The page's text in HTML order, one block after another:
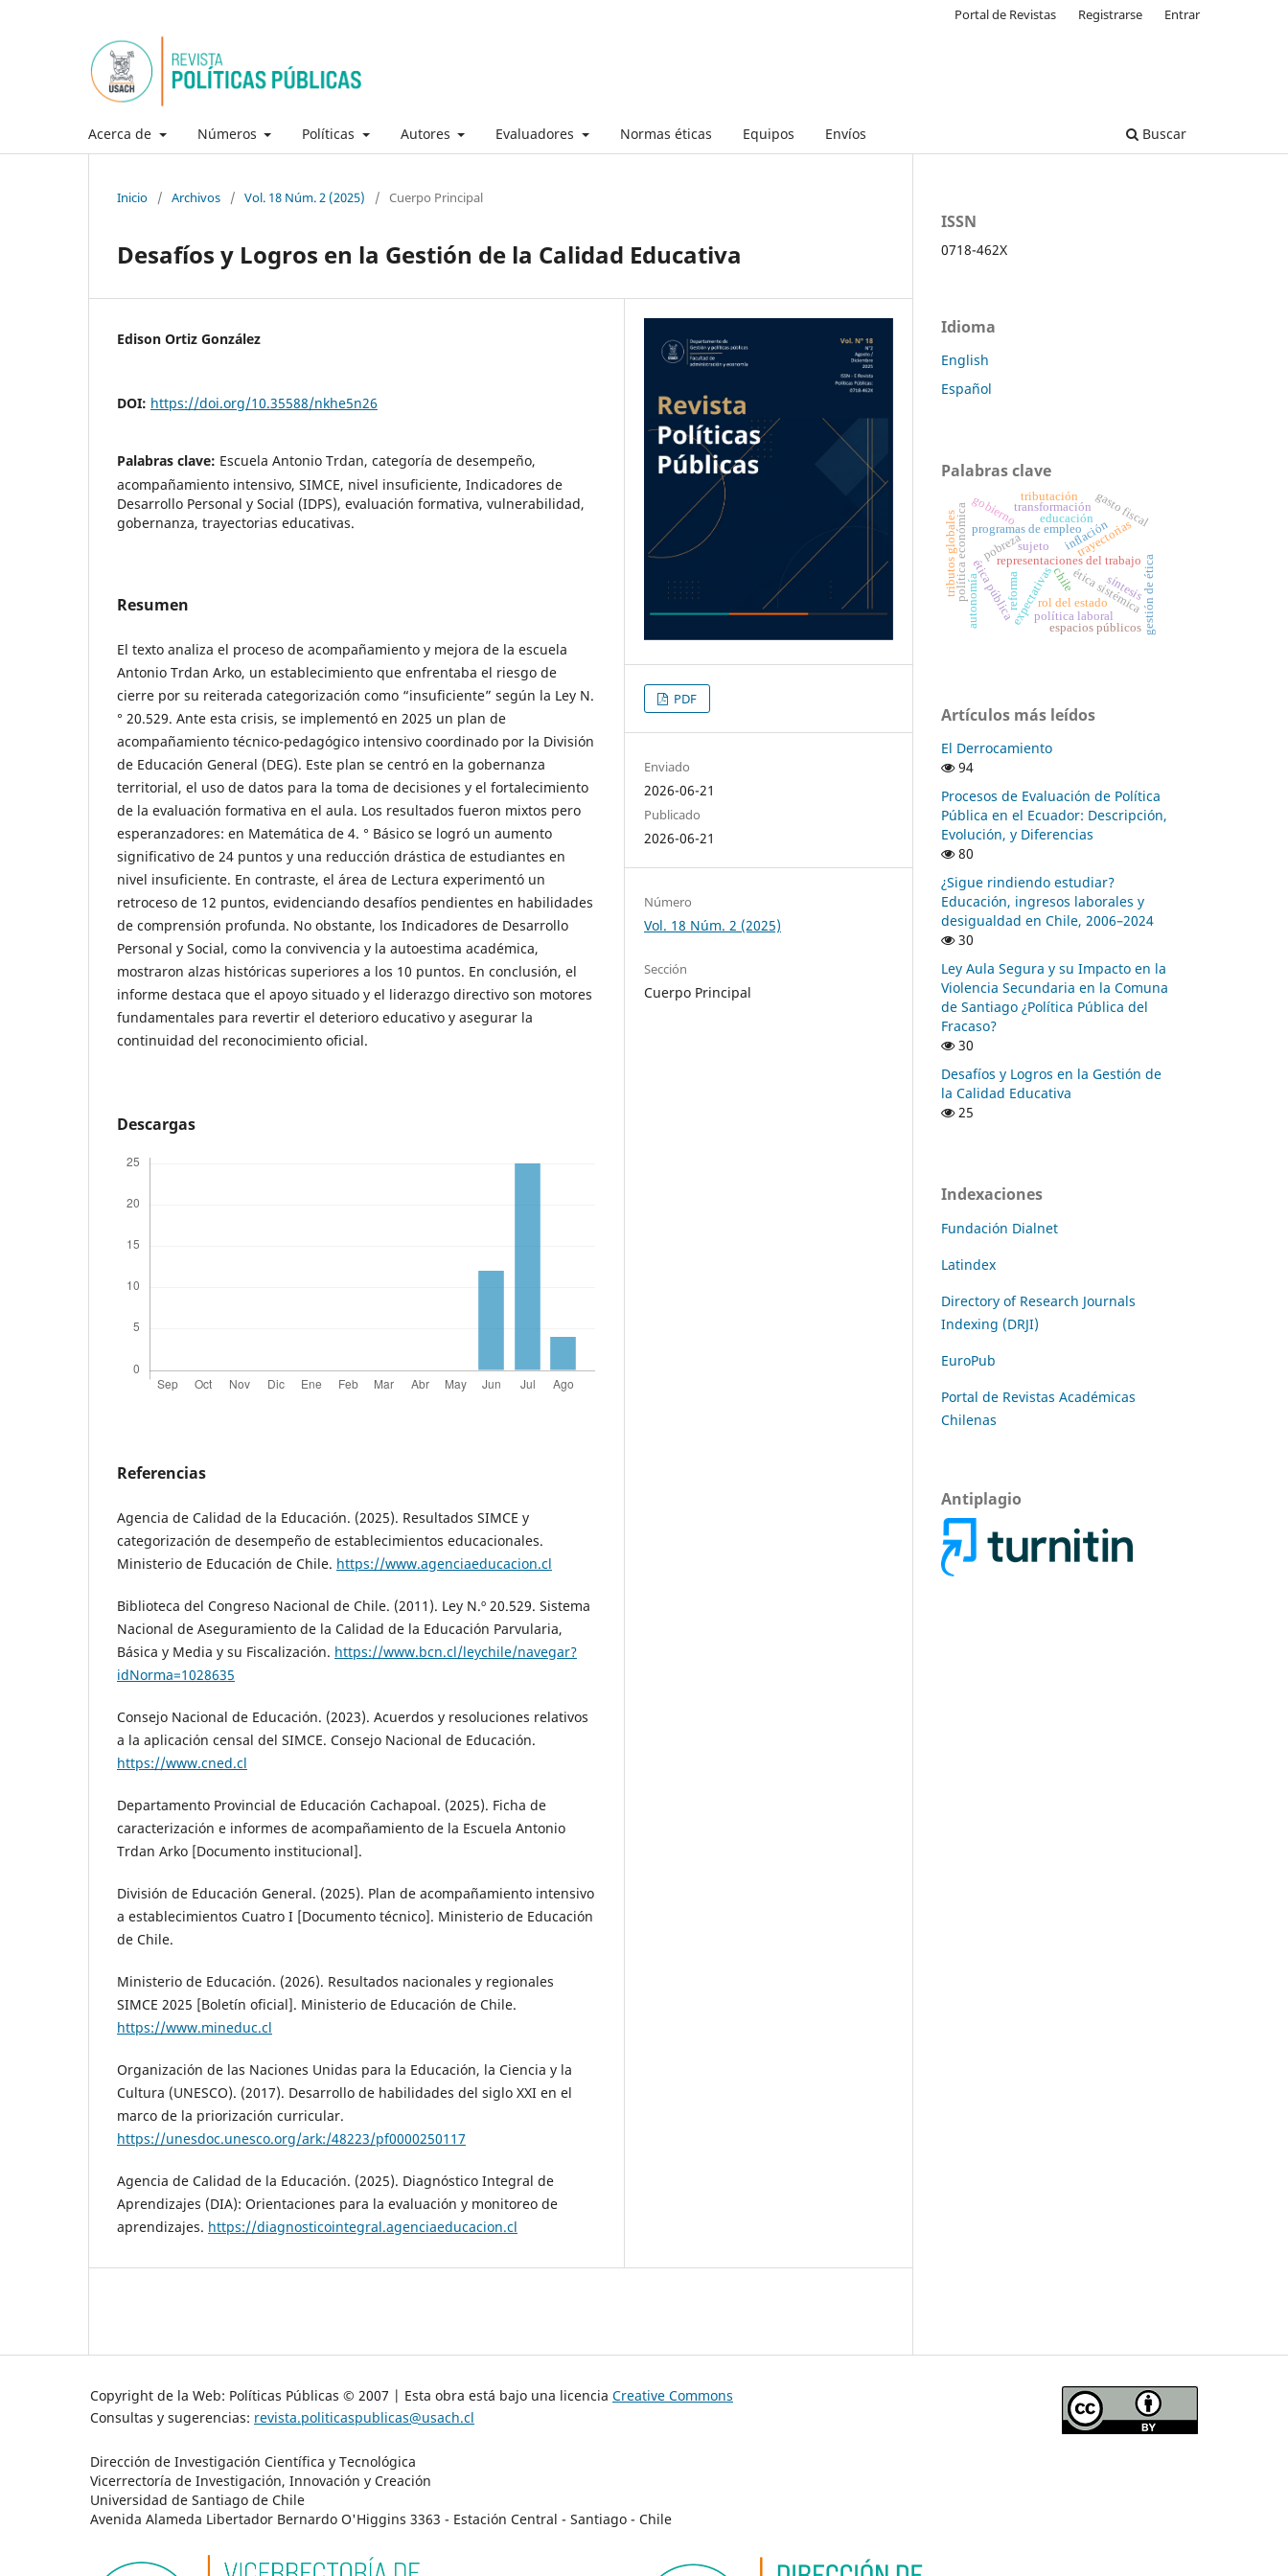
Acerca de Números Políticas Autores Evaluadores Normas éticas Equipos Envíos Buscar
Portal de Revistas Registrarse Entrar
Inicio / Archivos / Vol. 18 Núm. 2 (2025) / Cuerpo Principal
Desafíos y Logros en la Gestión de la Calidad Educativa
Edison Ortiz González
DOI: https://doi.org/10.35588/nkhe5n26
Palabras clave: Escuela Antonio Trdan, categoría de desempeño,
acompañamiento intensivo, SIMCE, nivel insuficiente, Indicadores de
Desarrollo Personal y Social (IDPS), evaluación formativa, vulnerabilidad,
gobernanza, trayectorias educativas.
Resumen
El texto analiza el proceso de acompañamiento y mejora de la escuela
Antonio Trdan Arko, un establecimiento que enfrentaba el riesgo de
cierre por su reiterada categorización como “insuficiente” según la Ley N.
° 20.529. Ante esta crisis, se implementó en 2025 un plan de
acompañamiento técnico-pedagógico intensivo coordinado por la División
de Educación General (DEG). Este plan se centró en la gobernanza
territorial, el uso de datos para la toma de decisiones y el fortalecimiento
de la evaluación formativa en el aula. Los resultados fueron mixtos pero
esperanzadores: en Matemática de 4. ° Básico se logró un aumento
significativo de 24 puntos y una reducción drástica de estudiantes en
nivel insuficiente. En contraste, el área de Lectura experimentó un
retroceso de 12 puntos, evidenciando desafíos pendientes en habilidades
de comprensión profunda. No obstante, los Indicadores de Desarrollo
Personal y Social, como la convivencia y la autoestima académica,
mostraron alzas históricas superiores a los 10 puntos. En conclusión, el
informe destaca que el apoyo situado y el liderazgo directivo son motores
fundamentales para revertir el deterioro educativo y asegurar la
continuidad del reconocimiento oficial.
Descargas
Referencias
Agencia de Calidad de la Educación. (2025). Resultados SIMCE y
categorización de desempeño de establecimientos educacionales.
Ministerio de Educación de Chile. https://www.agenciaeducacion.cl
Biblioteca del Congreso Nacional de Chile. (2011). Ley N.º 20.529. Sistema
Nacional de Aseguramiento de la Calidad de la Educación Parvularia,
Básica y Media y su Fiscalización. https://www.bcn.cl/leychile/navegar?
idNorma=1028635
Consejo Nacional de Educación. (2023). Acuerdos y resoluciones relativos
a la aplicación censal del SIMCE. Consejo Nacional de Educación.
https://www.cned.cl
Departamento Provincial de Educación Cachapoal. (2025). Ficha de
caracterización e informes de acompañamiento de la Escuela Antonio
Trdan Arko [Documento institucional].
División de Educación General. (2025). Plan de acompañamiento intensivo
a establecimientos Cuatro I [Documento técnico]. Ministerio de Educación
de Chile.
Ministerio de Educación. (2026). Resultados nacionales y regionales
SIMCE 2025 [Boletín oficial]. Ministerio de Educación de Chile.
https://www.mineduc.cl
Organización de las Naciones Unidas para la Educación, la Ciencia y la
Cultura (UNESCO). (2017). Desarrollo de habilidades del siglo XXI en el
marco de la priorización curricular.
https://unesdoc.unesco.org/ark:/48223/pf0000250117
Agencia de Calidad de la Educación. (2025). Diagnóstico Integral de
Aprendizajes (DIA): Orientaciones para la evaluación y monitoreo de
aprendizajes. https://diagnosticointegral.agenciaeducacion.cl
PDF
Enviado
2026-06-21
Publicado
2026-06-21
Número
Vol. 18 Núm. 2 (2025)
Sección
Cuerpo Principal
ISSN
0718-462X
Idioma
English
Español
Palabras clave
representaciones del trabajo
trayectorias
expectativas
programas de empleo
pobreza
ética pública rol del estado gestión de ética
ética sistémica
gasto fiscal
inflación
política económica educación
reforma chile
sujeto
transformación
autonomía política laboral
gobierno
espacios públicos
tributación
tributos globales síntesis
Artículos más leídos
El Derrocamiento
94
Procesos de Evaluación de Política
Pública en el Ecuador: Descripción,
Evolución, y Diferencias
80
¿Sigue rindiendo estudiar?
Educación, ingresos laborales y
desigualdad en Chile, 2006–2024
30
Ley Aula Segura y su Impacto en la
Violencia Secundaria en la Comuna
de Santiago ¿Política Pública del
Fracaso?
30
Desafíos y Logros en la Gestión de
la Calidad Educativa
25
Indexaciones
Fundación Dialnet
Latindex
Directory of Research Journals
Indexing (DRJI)
EuroPub
Portal de Revistas Académicas
Chilenas
Antiplagio
Copyright de la Web: Políticas Públicas © 2007 | Esta obra está bajo una licencia Creative Commons
Consultas y sugerencias: revista.politicaspublicas@usach.cl
Dirección de Investigación Científica y Tecnológica
Vicerrectoría de Investigación, Innovación y Creación
Universidad de Santiago de Chile
Avenida Alameda Libertador Bernardo O'Higgins 3363 - Estación Central - Santiago - Chile